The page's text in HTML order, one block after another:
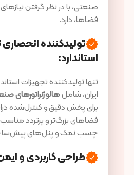
صنعتی، با در نظر گرفتن
فضاها، دارد.
تولیدکننده
استاندارد:
تنها تولیدکننده تجهیزات
ایران، شاملهالوژنراتورهای
برای پخش دقیق و کنترل‌شده
فضاهای بزرگ‌تر و پرتردد
چسب نمک و پنل‌های پیش‌ساخته
طراحی کاربردی و